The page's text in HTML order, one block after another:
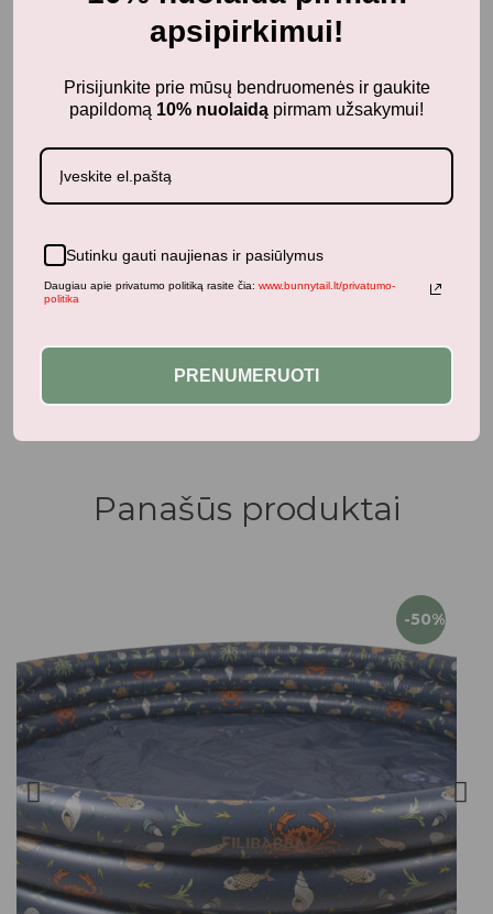
Baseinai, plaukimo ratai, rankovės, liemenės
Charms
43,90€ 35,12€ su PVM
Panašūs produktai
-50%
apsipirkimui!
Prisijunkite prie mūsų bendruomenės ir gaukite
papildomą 10% nuolaidą pirmam užsakymui!
Sutinku gauti naujienas ir pasiūlymus
Daugiau apie privatumo politiką rasite čia: www.bunnytail.lt/privatumo-
politika
PRENUMERUOTI